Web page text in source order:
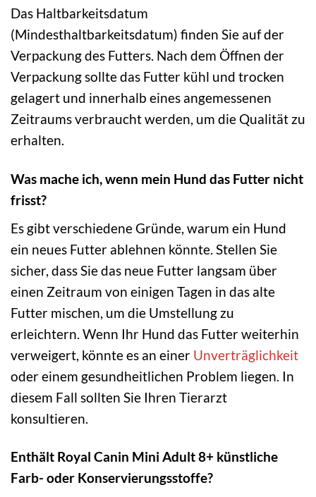
Das Haltbarkeitsdatum
(Mindesthaltbarkeitsdatum) finden Sie auf der
Verpackung des Futters. Nach dem Öffnen der
Verpackung sollte das Futter kühl und trocken
gelagert und innerhalb eines angemessenen
Zeitraums verbraucht werden, um die Qualität zu
erhalten.
Was mache ich, wenn mein Hund das Futter nicht
frisst?
Es gibt verschiedene Gründe, warum ein Hund
ein neues Futter ablehnen könnte. Stellen Sie
sicher, dass Sie das neue Futter langsam über
einen Zeitraum von einigen Tagen in das alte
Futter mischen, um die Umstellung zu
erleichtern. Wenn Ihr Hund das Futter weiterhin
verweigert, könnte es an einer Unverträglichkeit
oder einem gesundheitlichen Problem liegen. In
diesem Fall sollten Sie Ihren Tierarzt
konsultieren.
Enthält Royal Canin Mini Adult 8+ künstliche
Farb- oder Konservierungsstoffe?